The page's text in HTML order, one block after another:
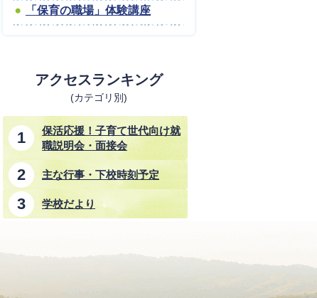
「保育の職場」体験講座
アクセスランキング
(カテゴリ別)
保活応援！子育て世代向け就
職説明会・面接会
主な行事・下校時刻予定
学校だより